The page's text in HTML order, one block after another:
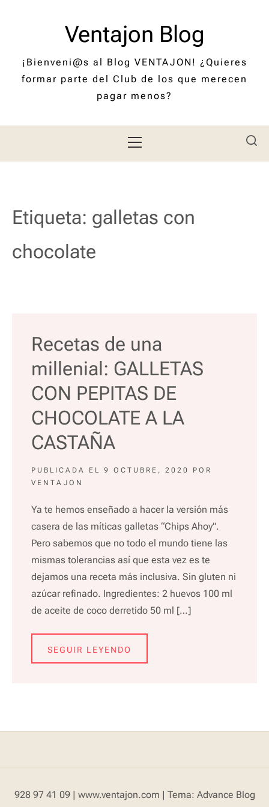
Ventajon Blog
¡Bienveni@s al Blog VENTAJON! ¿Quieres
formar parte del Club de los que merecen
pagar menos?
principal
Etiqueta: galletas con
chocolate
Recetas de una
millenial: GALLETAS
CON PEPITAS DE
CHOCOLATE A LA
CASTAÑA
PUBLICADA EL 9 OCTUBRE, 2020
POR
VENTAJON
Ya te hemos enseñado a hacer la versión más
casera de las míticas galletas “Chips Ahoy”.
Pero sabemos que no todo el mundo tiene las
mismas tolerancias así que esta vez es te
dejamos una receta más inclusiva. Sin gluten ni
azúcar refinado. Ingredientes: 2 huevos 100 ml
de aceite de coco derretido 50 ml […]
SEGUIR LEYENDO
928 97 41 09 | www.ventajon.com | Tema: Advance Blog